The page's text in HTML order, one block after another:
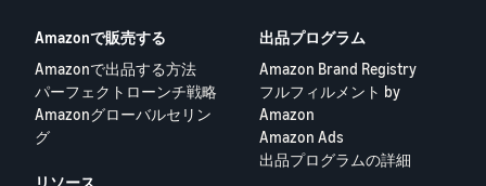
Amazonで販売する
Amazonで出品する方法
パーフェクトローンチ戦略
Amazonグローバルセリン
グ
出品プログラム
Amazon Brand Registry
フルフィルメント by
Amazon
Amazon Ads
出品プログラムの詳細
リソース